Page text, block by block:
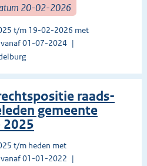
20-02-2026
t/m 19-02-2026 met
01-07-2024
raads-
gemeente
2025
t/m heden met
01-01-2022